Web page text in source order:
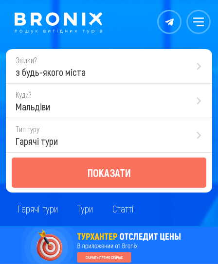
Контакты Меню
Звідки?
з будь-якого міста
Куди?
Мальдіви
Тип туру
Гарячі тури
ПОКАЗАТИ
Гарячі тури Тури Статті